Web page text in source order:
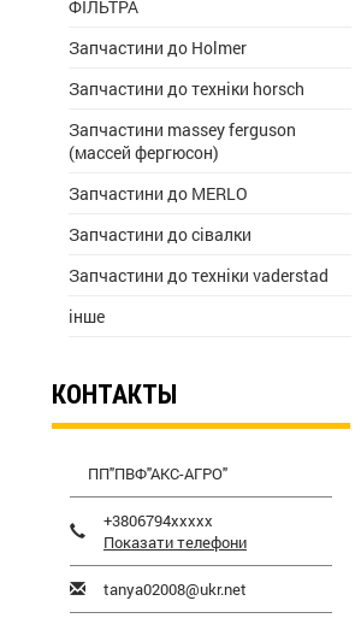
ФІЛЬТРА
Запчастини до Holmer
Запчастини до техніки horsch
Запчастини massey ferguson
(массей фергюсон)
Запчастини до MERLO
Запчастини до сівалки
Запчастини до техніки vaderstad
інше
КОНТАКТЫ
ПП"ПВФ"АКС-АГРО"
+3806794xxxxx
Показати телефони
tanya02008@ukr.net